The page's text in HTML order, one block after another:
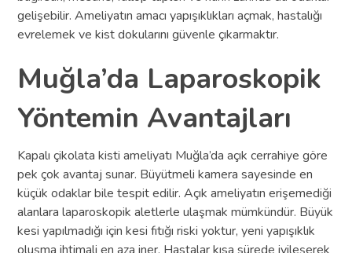
gelişebilir. Ameliyatın amacı yapışıklıkları açmak, hastalığı
evrelemek ve kist dokularını güvenle çıkarmaktır.
Muğla’da Laparoskopik
Yöntemin Avantajları
Kapalı çikolata kisti ameliyatı Muğla’da açık cerrahiye göre
pek çok avantaj sunar. Büyütmeli kamera sayesinde en
küçük odaklar bile tespit edilir. Açık ameliyatın erişemediği
alanlara laparoskopik aletlerle ulaşmak mümkündür. Büyük
kesi yapılmadığı için kesi fıtığı riski yoktur, yeni yapışıklık